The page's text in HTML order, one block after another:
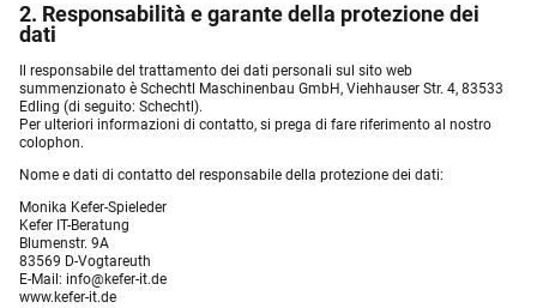
2. Responsabilità e garante della protezione dei
dati
Il responsabile del trattamento dei dati personali sul sito web
summenzionato è Schechtl Maschinenbau GmbH, Viehhauser Str. 4, 83533
Edling (di seguito: Schechtl).
Per ulteriori informazioni di contatto, si prega di fare riferimento al nostro
colophon.
Nome e dati di contatto del responsabile della protezione dei dati:
Monika Kefer-Spieleder
Kefer IT-Beratung
Blumenstr. 9A
83569 D-Vogtareuth
E-Mail: info@kefer-it.de
www.kefer-it.de